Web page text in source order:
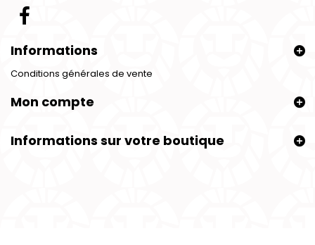
Informations
Conditions générales de vente
Mon compte
Informations sur votre boutique